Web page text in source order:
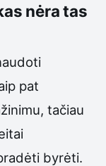
nėra tas
pat
tačiau
byrėti.